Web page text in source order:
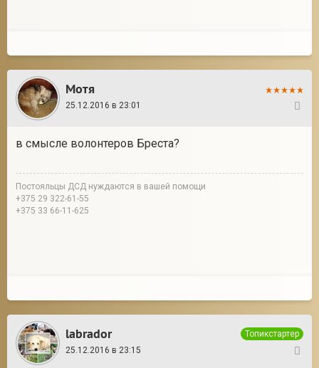
Мотя
25.12.2016 в 23:01
в смысле волонтеров Бреста?
Постояльцы ДСД нуждаются в вашей помощи
+375 29 322-61-55
+375 33 66-11-625
labrador
Топикстартер
25.12.2016 в 23:15